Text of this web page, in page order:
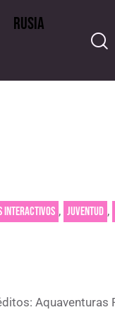
Rusia
interactivos , Juventud ,